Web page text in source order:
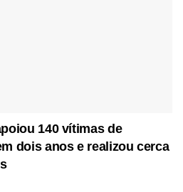
140 vítimas de
dois anos e realizou cerca